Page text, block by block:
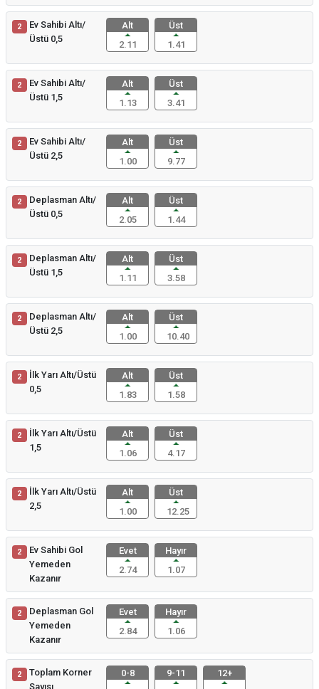
2
Ev Sahibi Altı/
Üstü 0,5
Alt
2.11
Üst
1.41
2
Ev Sahibi Altı/
Üstü 1,5
Alt
1.13
Üst
3.41
2
Ev Sahibi Altı/
Üstü 2,5
Alt
1.00
Üst
9.77
2
Deplasman Altı/
Üstü 0,5
Alt
2.05
Üst
1.44
2
Deplasman Altı/
Üstü 1,5
Alt
1.11
Üst
3.58
2
Deplasman Altı/
Üstü 2,5
Alt
1.00
Üst
10.40
2
İlk Yarı Altı/Üstü
0,5
Alt
1.83
Üst
1.58
2
İlk Yarı Altı/Üstü
1,5
Alt
1.06
Üst
4.17
2
İlk Yarı Altı/Üstü
2,5
Alt
1.00
Üst
12.25
2
Ev Sahibi Gol
Yemeden
Kazanır
Evet
2.74
Hayır
1.07
2
Deplasman Gol
Yemeden
Kazanır
Evet
2.84
Hayır
1.06
2
Toplam Korner
Sayısı
0-8
9-11
12+